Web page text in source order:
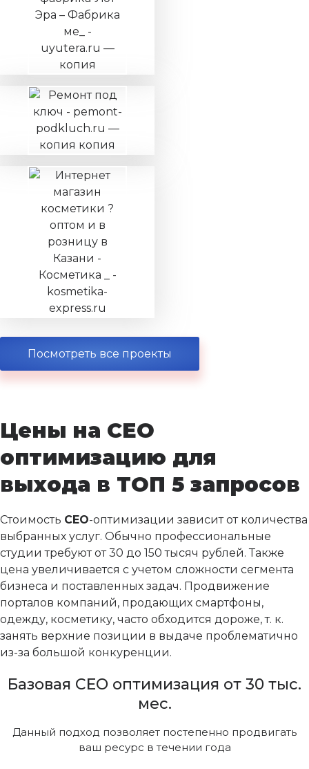
Посмотреть все проекты
Цены на СЕО
оптимизацию для
выхода в ТОП 5 запросов
Стоимость СЕО-оптимизации зависит от количества
выбранных услуг. Обычно профессиональные
студии требуют от 30 до 150 тысяч рублей. Также
цена увеличивается с учетом сложности сегмента
бизнеса и поставленных задач. Продвижение
порталов компаний, продающих смартфоны,
одежду, косметику, часто обходится дороже, т. к.
занять верхние позиции в выдаче проблематично
из-за большой конкуренции.
Базовая СЕО оптимизация от 30 тыс.
мес.
Данный подход позволяет постепенно продвигать
ваш ресурс в течении года